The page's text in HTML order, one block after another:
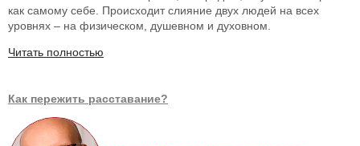
как самому себе. Происходит слияние двух людей на всех
уровнях – на физическом, душевном и духовном.
Читать полностью
Как пережить расставание?